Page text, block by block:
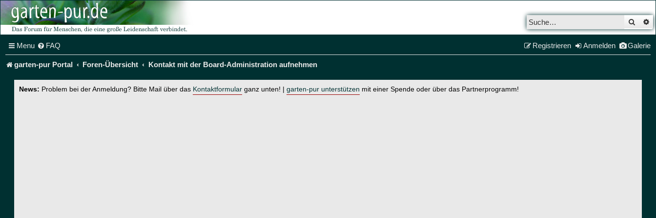
Menu FAQ Galerie
Anmelden
Registrieren
garten-pur Portal Foren-Übersicht Kontakt mit der Board-Administration aufnehmen
News: Problem bei der Anmeldung? Bitte Mail über das Kontaktformular ganz unten! | garten-pur unterstützen mit einer Spende oder über das Partnerprogramm!